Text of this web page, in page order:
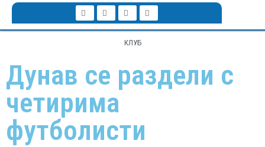
КЛУБ
Дунав се раздели с
четирима
футболисти